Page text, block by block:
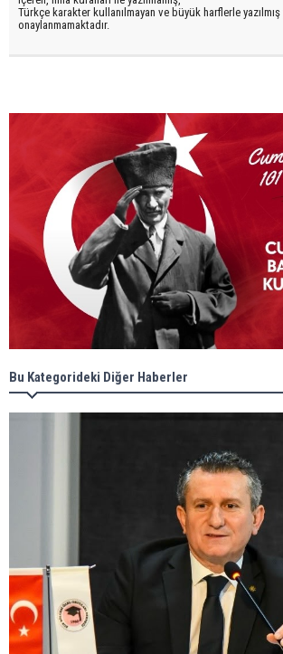
Türkçe karakter kullanılmayan ve büyük harflerle
onaylanmamaktadır.
Bu Kategorideki Diğer Haberler